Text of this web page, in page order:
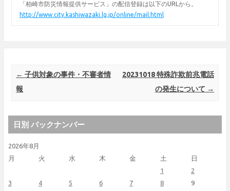
「柏崎市防災情報提供サービス」の配信登録は以下のURLから。
http://www.city.kashiwazaki.lg.jp/online/mail.html
Post navigation
← 子供対象の事件・不審者情
報
20231018 特殊詐欺前兆電話
の発生について →
日別 バックナンバー
2026年8月
月
火 水 木 金 土 日
1
2
3
4 5 6 7 8
9